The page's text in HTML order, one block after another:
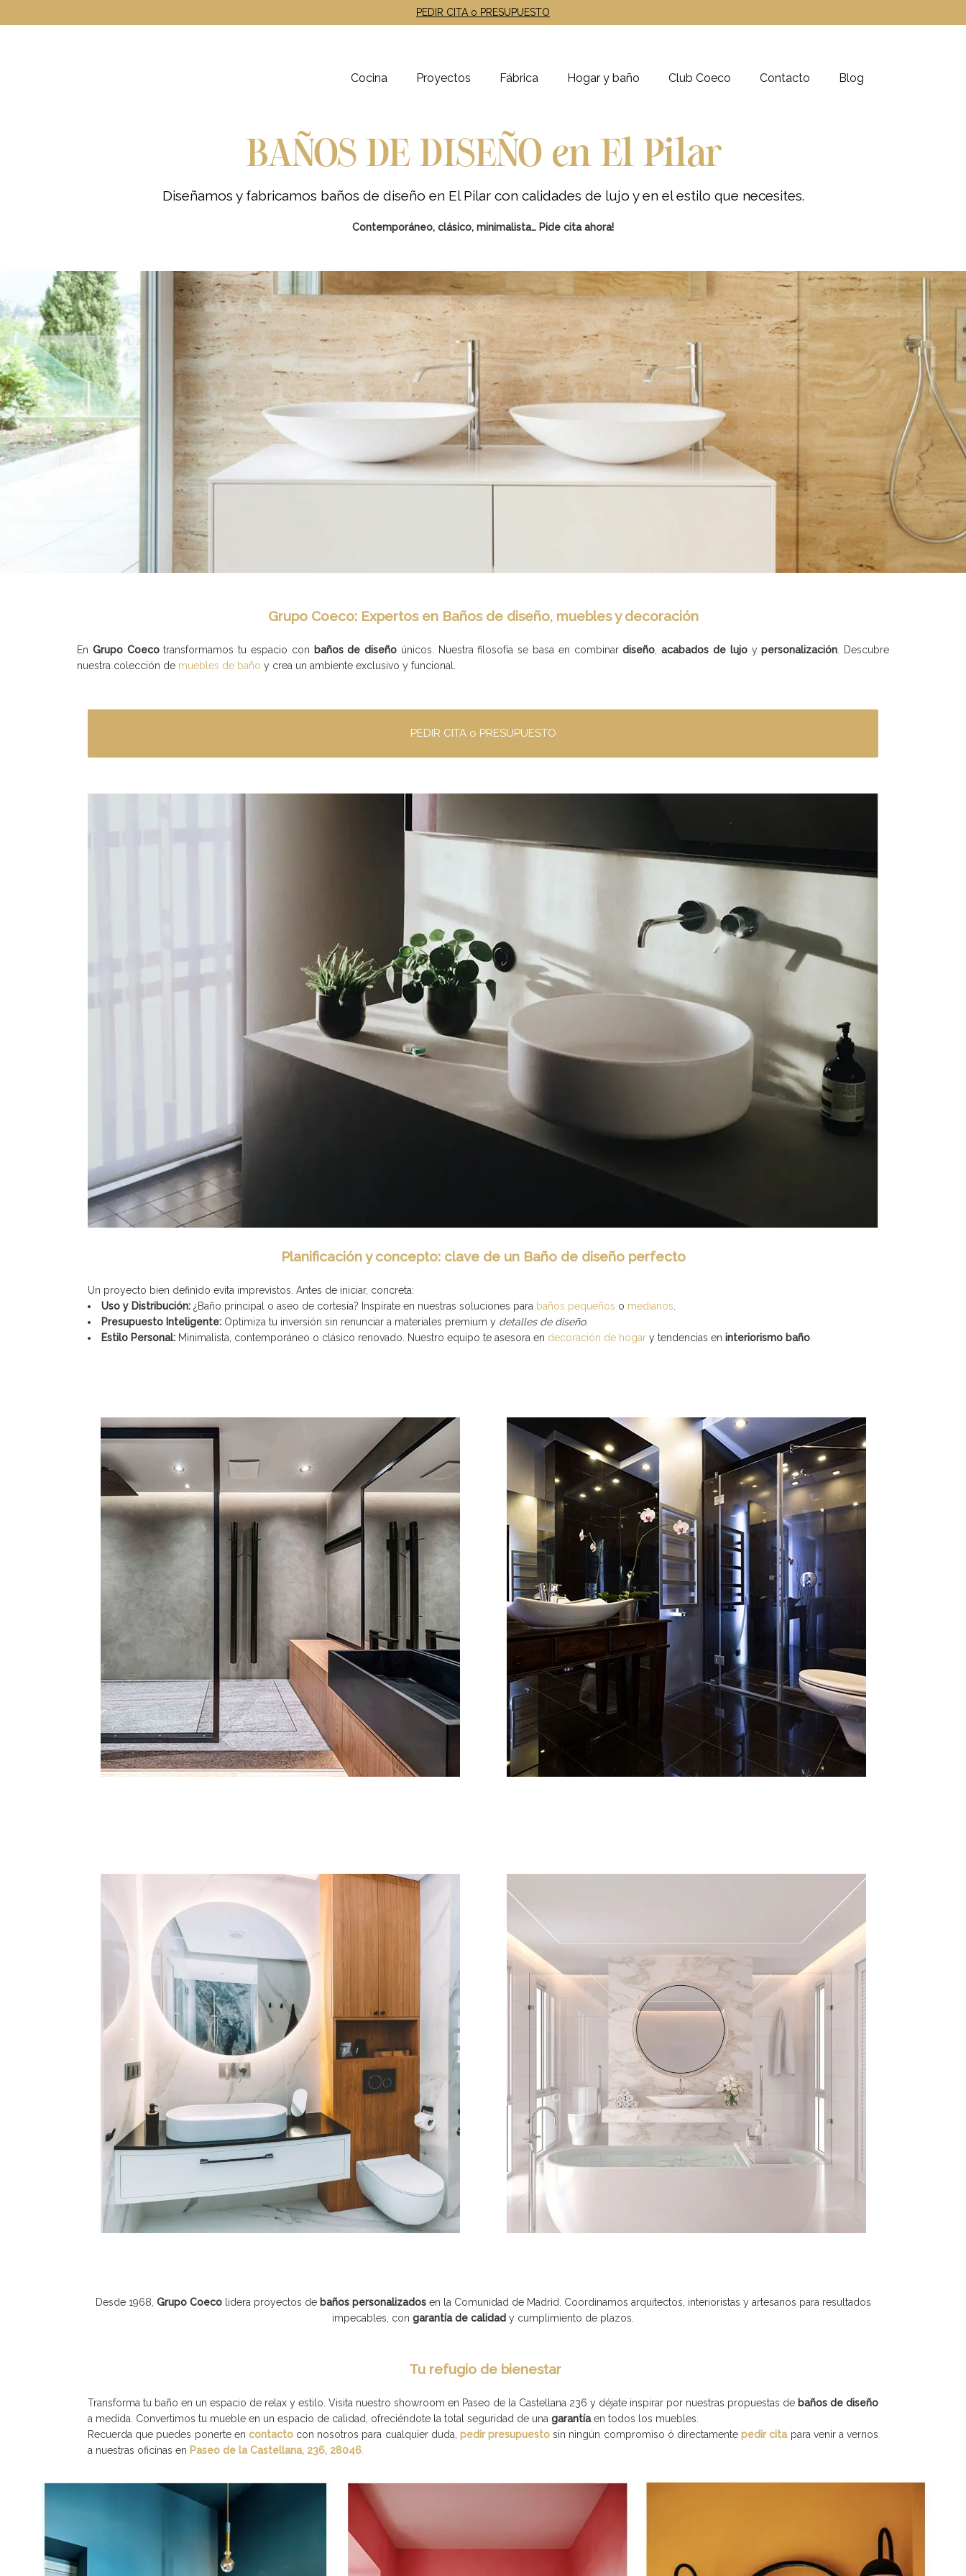
PEDIR CITA o PRESUPUESTO
Cocina Proyectos Fábrica Hogar y baño Club Coeco Contacto Blog
BAÑOS DE DISEÑO en El Pilar
Diseñamos y fabricamos baños de diseño en El Pilarcon calidades de lujo y en el estilo que necesites.
Contemporáneo, clásico, minimalista… Pide cita ahora!
Grupo Coeco: Expertos en Baños de diseño, muebles y decoración
En Grupo Coecotransformamos tu espacio con baños de diseño únicos. Nuestra filosofía se basa en combinardiseño ,acabados de lujoypersonalización . Descubre
nuestra colección de muebles de baño y crea un ambiente exclusivo y funcional.
PEDIR CITA o PRESUPUESTO
Planificación y concepto: clave de un Baño de diseño perfecto
Un proyecto bien definido evita imprevistos. Antes de iniciar, concreta:
Uso y Distribución: ¿Baño principal o aseo de cortesía? Inspírate en nuestras soluciones para baños pequeños o medianos
Presupuesto Inteligente: Optimiza tu inversión sin renunciar a materiales premium y detalles de diseño.
Estilo Personal: Minimalista, contemporáneo o clásico renovado. Nuestro equipo te asesora en decoración de hogar y tendencias en interiorismo baño
Desde 1968, Grupo Coecolidera proyectos de baños personalizadosen la Comunidad de Madrid. Coordinamos arquitectos, interioristas y artesanos para resultados
impecables, con garantía de calidad y cumplimiento de plazos.
Tu refugio de bienestar
Transforma tu baño en un espacio de relax y estilo. Visita nuestro showroom en Paseo de la Castellana 236 y déjate inspirar por nuestras propuestas de baños de diseño
a medida. Convertimos tu mueble en un espacio de calidad, ofreciéndote la total seguridad de una garantíaen todos los muebles.
Recuerda que puedes ponerte en contacto con nosotros para cualquier duda, pedir presupuesto sin ningún compromiso ó directamentepedir citapara venir a vernos
a nuestras oficinas en Paseo de la Castellana, 236, 28046